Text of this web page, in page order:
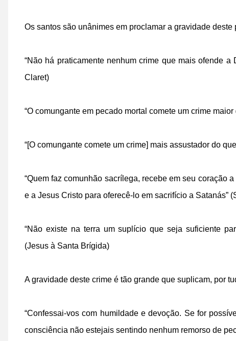
Os santos são unânimes em proclamar a gravidade deste
“Não há praticamente nenhum crime que mais ofende
Claret)
“O comungante em pecado mortal comete um crime
“[O comungante comete um crime] mais assustador do
“Quem faz comunhão sacrílega, recebe em seu coração
e a Jesus Cristo para oferecê-lo em sacrifício a Satanás”
“Não existe na terra um suplício que seja suficiente
(Jesus à Santa Brígida)
A gravidade deste crime é tão grande que suplicam, por
“Confessai-vos com humildade e devoção. Se for
consciência não estejais sentindo nenhum remorso de